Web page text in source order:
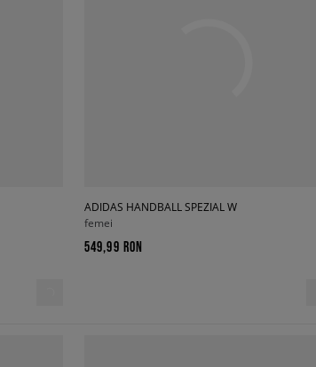
ADIDAS HANDBALL SPEZIAL W
femei
549,99 RON